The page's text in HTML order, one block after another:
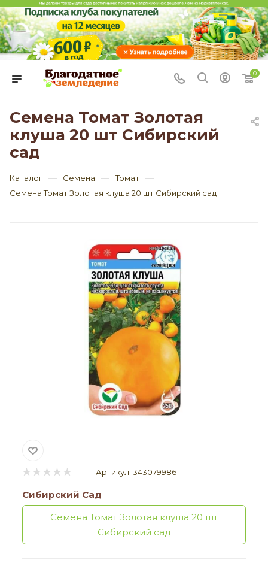
0
Семена Томат Золотая
клуша 20 шт Сибирский
сад
Каталог — Семена — Томат —
Семена Томат Золотая клуша 20 шт Сибирский сад
Артикул: 343079986
Сибирский Сад
Семена Томат Золотая клуша 20 шт
Сибирский сад